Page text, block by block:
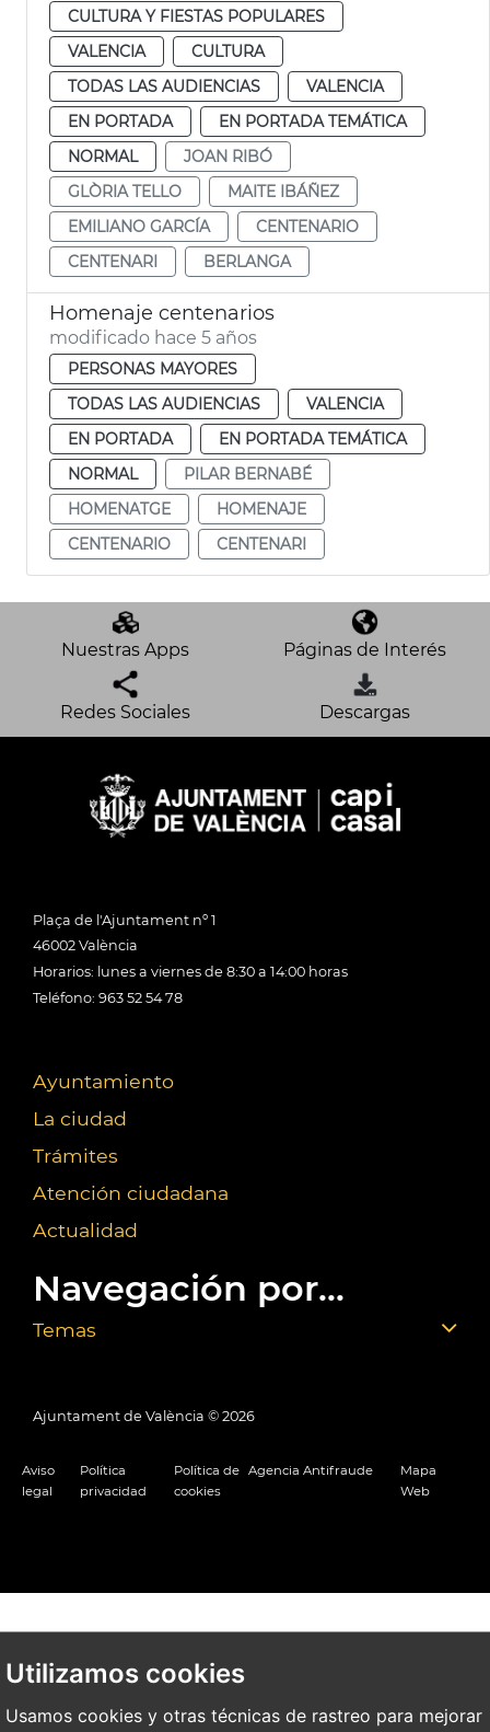
Utilizamos cookies
Usamos cookies y otras técnicas de rastreo para mejorar
CULTURA Y FIESTAS POPULARES
VALENCIA
CULTURA
TODAS LAS AUDIENCIAS
VALENCIA
EN PORTADA
EN PORTADA TEMÁTICA
NORMAL
JOAN RIBÓ
GLÒRIA TELLO
MAITE IBÁÑEZ
EMILIANO GARCÍA
CENTENARIO
CENTENARI
BERLANGA
Homenaje centenarios
modificado hace 5 años
PERSONAS MAYORES
TODAS LAS AUDIENCIAS
VALENCIA
EN PORTADA
EN PORTADA TEMÁTICA
NORMAL
PILAR BERNABÉ
HOMENATGE
HOMENAJE
CENTENARIO
CENTENARI
Nuestras Apps Páginas de Interés
Redes Sociales Descargas
Plaça de l'Ajuntament nº 1
46002 València
Horarios: lunes a viernes de 8:30 a 14:00 horas
Teléfono: 963 52 54 78
Ayuntamiento
La ciudad
Trámites
Atención ciudadana
Actualidad
Navegación por...
Temas
Ajuntament de València © 2026
Aviso
legal
Política
privacidad
Política de
cookies
Agencia Antifraude
Mapa
Web